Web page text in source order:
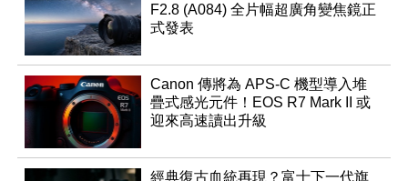
F2.8 (A084) 全片幅超廣角變焦鏡正
式發表
Canon 傳將為 APS-C 機型導入堆
疊式感光元件！EOS R7 Mark II 或
迎來高速讀出升級
經典復古血統再現？富士下一代旗